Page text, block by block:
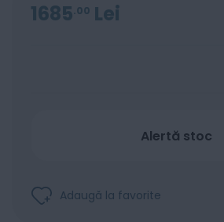
1685 00 Lei
Alertă stoc
Adaugă la favorite